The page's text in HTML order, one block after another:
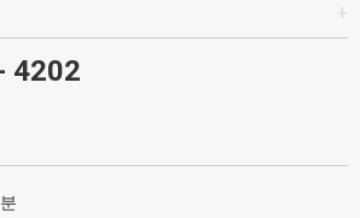
+
4202